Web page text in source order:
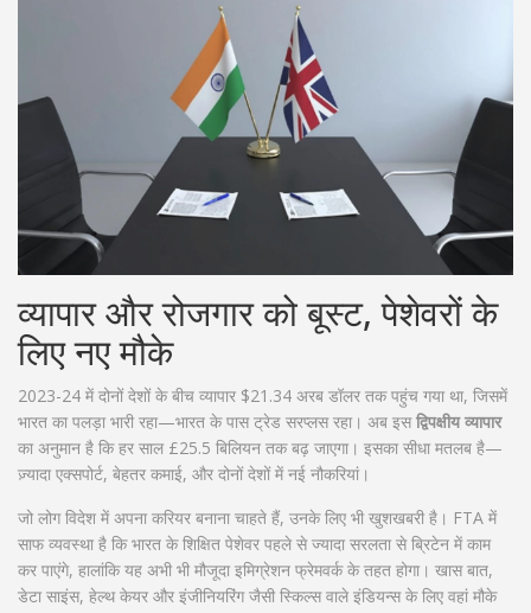
व्यापार और रोजगार को बूस्ट, पेशेवरों के
लिए नए मौके
2023-24 में दोनों देशों के बीच व्यापार $21.34 अरब डॉलर तक पहुंच गया था, जिसमें
भारत का पलड़ा भारी रहा—भारत के पास ट्रेड सरप्लस रहा। अब इसद्विपक्षीय व्यापार
का अनुमान है कि हर साल £25.5 बिलियन तक बढ़ जाएगा। इसका सीधा मतलब है—
ज़्यादा एक्सपोर्ट, बेहतर कमाई, और दोनों देशों में नई नौकरियां।
जो लोग विदेश में अपना करियर बनाना चाहते हैं, उनके लिए भी खुशखबरी है। FTA में
साफ व्यवस्था है कि भारत के शिक्षित पेशेवर पहले से ज्यादा सरलता से ब्रिटेन में काम
कर पाएंगे, हालांकि यह अभी भी मौजूदा इमिग्रेशन फ्रेमवर्क के तहत होगा। खास बात,
डेटा साइंस, हेल्थ केयर और इंजीनियरिंग जैसी स्किल्स वाले इंडियन्स के लिए वहां मौके